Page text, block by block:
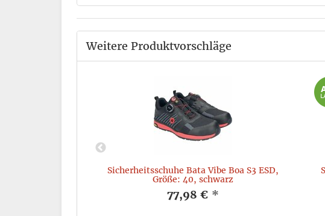
Weitere Produktvorschläge
Sicherheitsschuhe Bata Vibe Boa S3 ESD,
Größe: 40, schwarz
77,98 € *